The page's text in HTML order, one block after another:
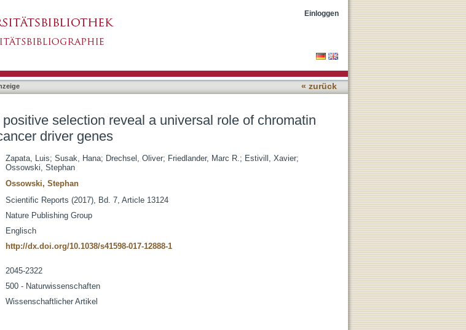
role of chromatin modifiers as cancer driverEinloggen
« zurück
selection reveal a universal role of chromatin
driver genes
Zapata, Luis; Susak, Hana; Drechsel, Oliver; Friedlander, Marc R.; Estivill, Xavier;
Ossowski, Stephan
Ossowski, Stephan
Scientific Reports (2017), Bd. 7, Article 13124
Nature Publishing Group
Englisch
http://dx.doi.org/10.1038/s41598-017-12888-1
2045-2322
500 - Naturwissenschaften
Wissenschaftlicher Artikel